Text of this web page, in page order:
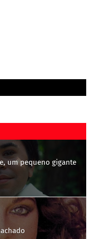
um pequeno gigante